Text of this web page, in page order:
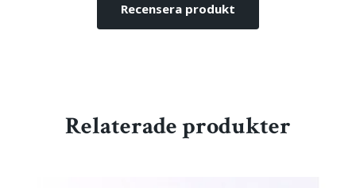
Recensera produkt
Relaterade produkter